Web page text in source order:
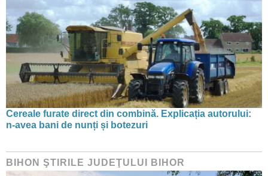
Cereale furate direct din combină. Explicația autorului:
n-avea bani de nunți și botezuri
BIHON ŞTIRILE JUDEŢULUI BIHOR